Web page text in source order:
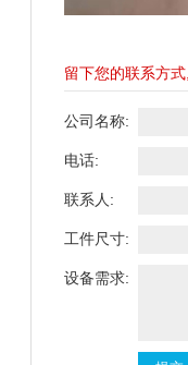
留下您的联系方
公司名称:
电话:
联系人:
工件尺寸:
设备需求: